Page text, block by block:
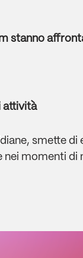
stanno
attività
smette di
nei momenti di